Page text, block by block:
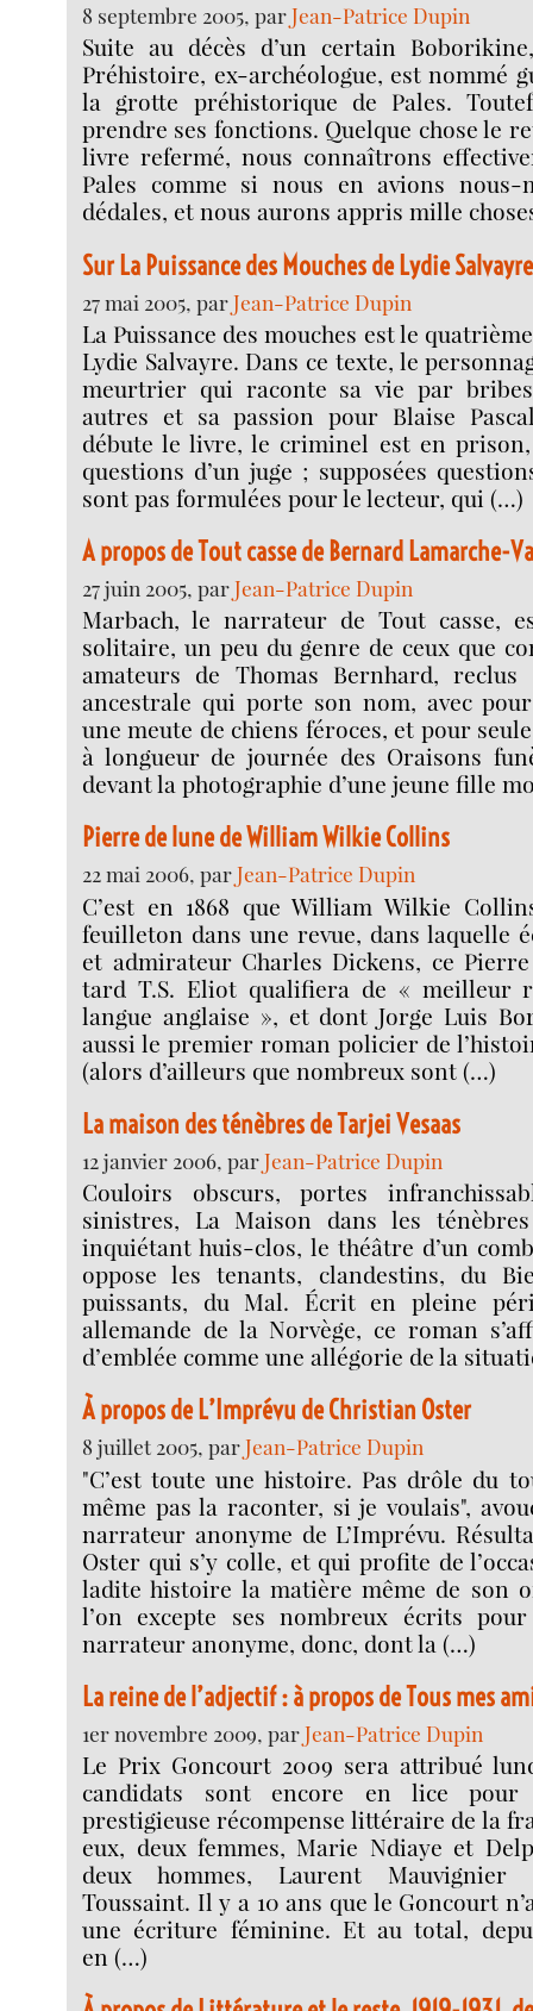
8 septembre 2005, parJean-Patrice Dupin
Suite au décès d’un certain
Préhistoire, ex-archéologue, est nommé
la grotte préhistorique de Pales.
prendre ses fonctions. Quelque chose le
livre refermé, nous connaîtrons
Pales comme si nous en avions nous-
dédales, et nous aurons appris mille
Sur La Puissance des Mouches de Lydie Salvayre
27 mai 2005, parJean-Patrice Dupin
La Puissance des mouches est le
Lydie Salvayre. Dans ce texte, le
meurtrier qui raconte sa vie par
autres et sa passion pour Blaise
débute le livre, le criminel est en
questions d’un juge ; supposées
sont pas formulées pour le lecteur, qui (…)
A propos de Tout casse de Bernard Lamarche-
27 juin 2005, parJean-Patrice Dupin
Marbach, le narrateur de Tout casse,
solitaire, un peu du genre de ceux que
amateurs de Thomas Bernhard, reclus
ancestrale qui porte son nom, avec
une meute de chiens féroces, et pour
à longueur de journée des Oraisons
devant la photographie d’une jeune fille
Pierre de lune de William Wilkie Collins
22 mai 2006, parJean-Patrice Dupin
C’est en 1868 que William Wilkie
feuilleton dans une revue, dans laquelle
et admirateur Charles Dickens, ce
tard T.S. Eliot qualifiera de « meilleur
langue anglaise », et dont Jorge Luis
aussi le premier roman policier de
(alors d’ailleurs que nombreux sont (…)
La maison des ténèbres de Tarjei Vesaas
12 janvier 2006, parJean-Patrice Dupin
Couloirs obscurs, portes
sinistres, La Maison dans les
inquiétant huis-clos, le théâtre d’un
oppose les tenants, clandestins, du
puissants, du Mal. Écrit en pleine
allemande de la Norvège, ce roman
d’emblée comme une allégorie de la
À propos de L’Imprévu de Christian Oster
8 juillet 2005, parJean-Patrice Dupin
"C’est toute une histoire. Pas drôle du
même pas la raconter, si je voulais",
narrateur anonyme de L’Imprévu.
Oster qui s’y colle, et qui profite de
ladite histoire la matière même de son
l’on excepte ses nombreux écrits
narrateur anonyme, donc, dont la (…)
La reine de l’adjectif : à propos de Tous mes
1er novembre 2009, parJean-Patrice Dupin
Le Prix Goncourt 2009 sera attribué
candidats sont encore en lice
prestigieuse récompense littéraire de la
eux, deux femmes, Marie Ndiaye et
deux hommes, Laurent Mauvignier
Toussaint. Il y a 10 ans que le Goncourt
une écriture féminine. Et au total,
en (…)